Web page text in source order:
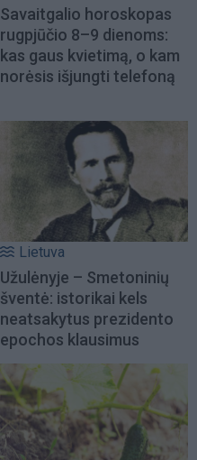
Savaitgalio horoskopas
rugpjūčio 8–9 dienoms:
kas gaus kvietimą, o kam
norėsis išjungti telefoną
Lietuva
Užulėnyje – Smetoninių
šventė: istorikai kels
neatsakytus prezidento
epochos klausimus